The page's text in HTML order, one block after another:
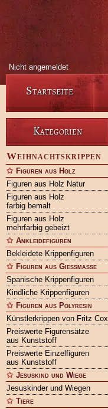
Nicht angemeldet
Startseite
Kategorien
Weihnachtskrippen
Figuren aus Holz
Figuren aus Holz Natur
Figuren aus Holz
farbig bemalt
Figuren aus Holz
mehrfarbig gebeizt
Ankleidefiguren
Bekleidete Krippenfiguren
Figuren aus Gießmasse
Spanische Krippenfiguren
Kindliche Krippenfiguren
Figuren aus Polyresin
Künstlerkrippen von Fritz Cox
Preiswerte Figurensätze
aus Kunststoff
Preiswerte Einzelfiguren
aus Kunststoff
Jesuskind und Wiege
Jesuskinder und Wiegen
Tiere